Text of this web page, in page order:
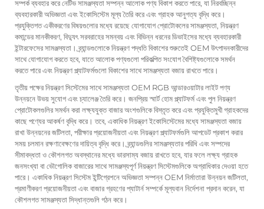
সম্পর্ক ব্যবহার করে নেটিভ সামঞ্জস্যতা সম্পন্ন আলোক পণ্য বিকাশ করতে পারে, যা নিরবচ্ছিন্ন
ব্যবহারকারী অভিজ্ঞতা এবং ইকোসিস্টেম মূল্য তৈরি করে এবং গ্রাহক আনুগত্য বৃদ্ধি করে।
প্রযুক্তিগত একীকরণের বিষয়গুলোর মধ্যে রয়েছে যোগাযোগ প্রোটোকলের সামঞ্জস্যতা, নিয়ন্ত্রণ
কমান্ডের মানকীকরণ, বিদ্যুৎ সরবরাহের সমন্বয় এবং বিভিন্ন ধরনের ডিভাইসের মধ্যে ব্যবহারকারী
ইন্টারফেসের সামঞ্জস্যতা। ব্র্যান্ডগুলোকে নিয়ন্ত্রণ পদ্ধতি বিকাশের শুরুতেই OEM উৎপাদনকারীদের
সাথে যোগাযোগ করতে হবে, যাতে আলোক পণ্যগুলো পরিকল্পিত সংযোগ বৈশিষ্ট্যগুলোকে সমর্থন
করতে পারে এবং নিয়ন্ত্রণ প্ল্যাটফর্মগুলো বিকাশের সাথে সামঞ্জস্যতা বজায় রাখতে পারে।
তৃতীয় পক্ষের নিয়ন্ত্রণ সিস্টেমের সাথে সামঞ্জস্যতা OEM RGB আন্ডারওয়াটার লাইট পণ্য
উন্নয়নে উভয় সুযোগ এবং চ্যালেঞ্জ তৈরি করে। জনপ্রিয় স্মার্ট হোম প্ল্যাটফর্ম এবং পুল নিয়ন্ত্রণ
প্রোটোকলগুলির সমর্থন করা লক্ষ্যযুক্ত বাজার অংশগুলিকে বিস্তৃত করে এবং প্রযুক্তিমুখী গ্রাহকদের
কাছে পণ্যের আকর্ষণ বৃদ্ধি করে। তবে, একাধিক নিয়ন্ত্রণ ইকোসিস্টেমের মধ্যে সামঞ্জস্যতা বজায়
রাখা উন্নয়নের জটিলতা, পরীক্ষার প্রয়োজনীয়তা এবং নিয়ন্ত্রণ প্ল্যাটফর্মগুলি আপডেট প্রকাশ করার
সময় চলমান রক্ষণাবেক্ষণের দায়িত্ব বৃদ্ধি করে। ব্র্যান্ডগুলির সামঞ্জস্যতার পরিধি এবং সম্পদের
সীমাবদ্ধতা ও কৌশলগত অবস্থানের মধ্যে ভারসাম্য বজায় রাখতে হবে, যার ফলে লক্ষ্য গ্রাহক
জনসংখ্যা বা ভৌগোলিক বাজারের সাথে সামঞ্জস্যপূর্ণ নিয়ন্ত্রণ সিস্টেমগুলিকে অগ্রাধিকার দেওয়া হতে
পারে। একাধিক নিয়ন্ত্রণ সিস্টেম ইন্টিগ্রেশনে অভিজ্ঞতা সম্পন্ন OEM নির্মাতারা উন্নয়ন জটিলতা,
প্রমাণীকরণ প্রয়োজনীয়তা এবং বাজার গ্রহণের প্যাটার্ন সম্পর্কে মূল্যবান নির্দেশনা প্রদান করেন, যা
কৌশলগত সামঞ্জস্যতা সিদ্ধান্তগুলি গঠন করে।